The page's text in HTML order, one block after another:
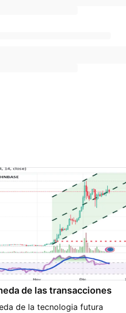
de las transacciones
de la tecnologia futura